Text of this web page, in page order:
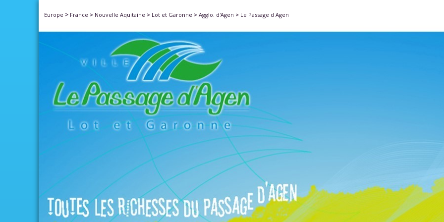
Europe > France > Nouvelle Aquitaine > Lot et Garonne > Agglo. d'Agen > Le Passage d Agen